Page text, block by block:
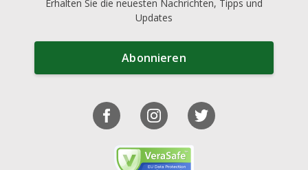
Erhalten Sie die neuesten Nachrichten, Tipps und
Updates
Abonnieren